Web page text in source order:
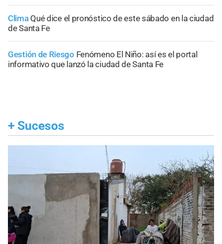
Clima Qué dice el pronóstico de este sábado en la ciudad
de Santa Fe
Gestión de Riesgo Fenómeno El Niño: así es el portal
informativo que lanzó la ciudad de Santa Fe
+ Sucesos